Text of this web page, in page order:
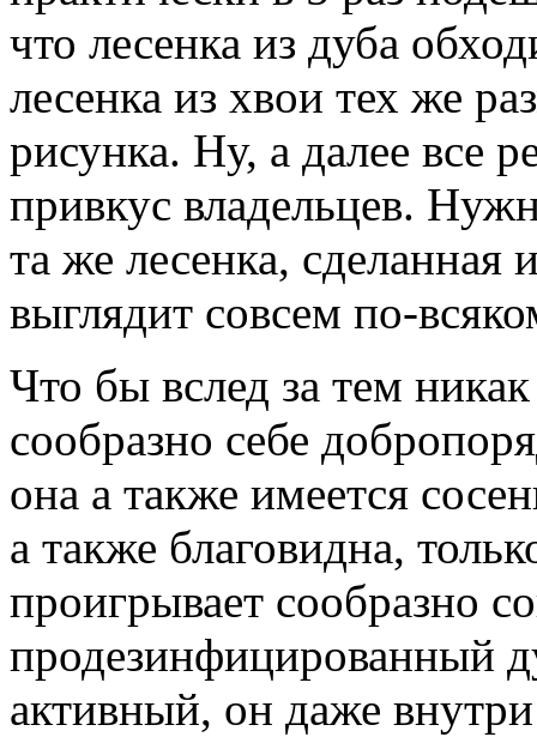
что лесенка из дуба
лесенка из хвои тех же
рисунка. Ну, а далее все
привкус владельцев.
та же лесенка, сделанная
выглядит совсем по-
Что бы вслед за тем
сообразно себе
она а также имеется
а также благовидна,
проигрывает сообразно
продезинфицированный
активный, он даже внутри